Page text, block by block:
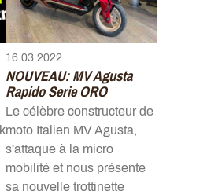
16.03.2022
NOUVEAU: MV Agusta
Rapido Serie ORO
Le célèbre constructeur de
moto Italien MV Agusta,
s'attaque à la micro
mobilité et nous présente
sa nouvelle trottinette